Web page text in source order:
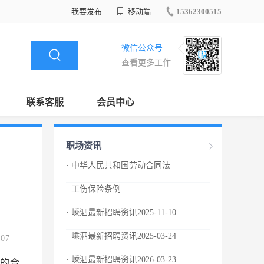
我要发布 移动端 15362300515
微信公众号
查看更多工作
联系客服 会员中心
职场资讯
· 中华人民共和国劳动合同法
· 工伤保险条例
· 嵊泗最新招聘资讯2025-11-10
· 嵊泗最新招聘资讯2025-03-24
· 嵊泗最新招聘资讯2026-03-23